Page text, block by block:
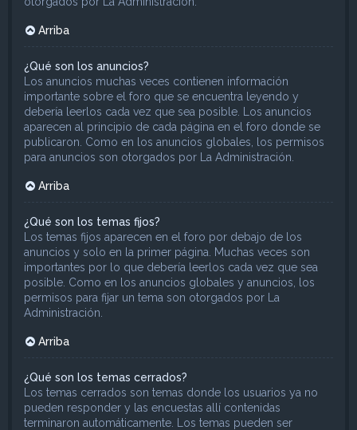
Arriba
¿Qué son los anuncios?
Los anuncios muchas veces contienen información
importante sobre el foro que se encuentra leyendo y
debería leerlos cada vez que sea posible. Los anuncios
aparecen al principio de cada página en el foro donde se
publicaron. Como en los anuncios globales, los permisos
para anuncios son otorgados por La Administración.
Arriba
¿Qué son los temas fijos?
Los temas fijos aparecen en el foro por debajo de los
anuncios y solo en la primer página. Muchas veces son
importantes por lo que debería leerlos cada vez que sea
posible. Como en los anuncios globales y anuncios, los
permisos para fijar un tema son otorgados por La
Administración.
Arriba
¿Qué son los temas cerrados?
Los temas cerrados son temas donde los usuarios ya no
pueden responder y las encuestas allí contenidas
terminaron automáticamente. Los temas pueden ser